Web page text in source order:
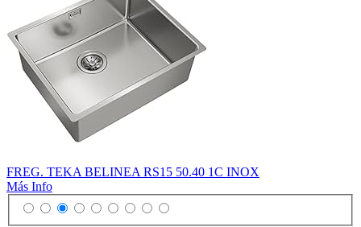
FREG. TEKA BELINEA RS15 50.40 1C INOX
Más Info